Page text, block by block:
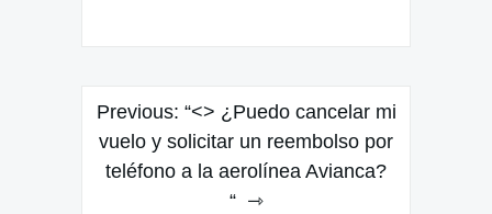
Post
navigation
Previous: “<> ¿Puedo cancelar mi
vuelo y solicitar un reembolso por
teléfono a la aerolínea Avianca?
“